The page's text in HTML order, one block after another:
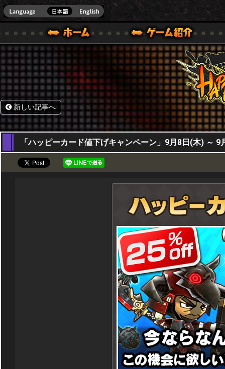
ONE VER.]
ガイド
ル｜HAPPY WARS(ハッピーウォーズ)公式サイト [ XBOX 360,XBOX ONE VER.]
サポート | HAPPY WARS(ハッピーウォーズ)公式サイ
新しい記事へ
08,09,2022
「ハッピーカード値下げキャンペーン」9月8日(木) ～ 9